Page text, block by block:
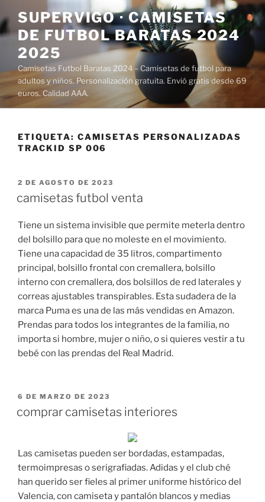
al
contenido
SUPERVIGO · CAMISETAS
DE FUTBOL BARATAS 2024
2025
Camisetas Futbol Baratas 2024 – Camisetas de futbol para
adultos y niños. Personalización gratuita. Envió gratis desde 69
euros. Calidad AAA.
ETIQUETA: CAMISETAS PERSONALIZADAS
TRACKID SP 006
PUBLICADO
2 DE AGOSTO DE 2023
camisetas futbol venta
Tiene un sistema invisible que permite meterla dentro
del bolsillo para que no moleste en el movimiento.
Tiene una capacidad de 35 litros, compartimento
principal, bolsillo frontal con cremallera, bolsillo
interno con cremallera, dos bolsillos de red laterales y
correas ajustables transpirables. Esta sudadera de la
marca Puma es una de las más vendidas en Amazon.
Prendas para todos los integrantes de la familia, no
importa si hombre, mujer o niño, o si quieres vestir a tu
bebé con las prendas del Real Madrid.
PUBLICADO
6 DE MARZO DE 2023
comprar camisetas interiores
Las camisetas pueden ser bordadas, estampadas,
termoimpresas o serigrafiadas. Adidas y el club ché
han querido ser fieles al primer uniforme histórico del
Valencia, con camiseta y pantalón blancos y medias